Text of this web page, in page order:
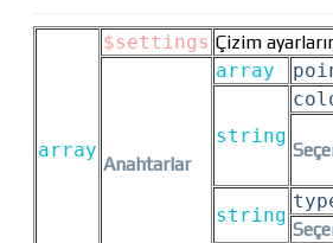
array
$settings Çizim
Anahtarlar
array
string
string